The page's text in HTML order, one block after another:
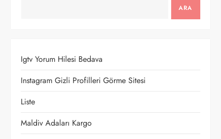
i
n
m
e
ARA
Igtv Yorum Hilesi Bedava
Instagram Gizli Profilleri Görme Sitesi
Liste
Maldiv Adaları Kargo